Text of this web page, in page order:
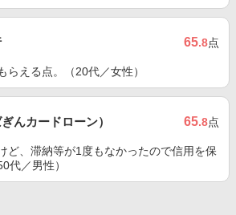
65.8点
らえる点。（20代／女性）
んカードローン） 65.8点
ど、滞納等が1度もなかったので信用を保
代／男性）